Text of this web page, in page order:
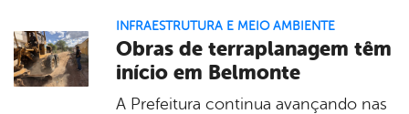
INFRAESTRUTURA E MEIO AMBIENTE
Obras de terraplanagem têm
início em Belmonte
A Prefeitura continua avançando nas